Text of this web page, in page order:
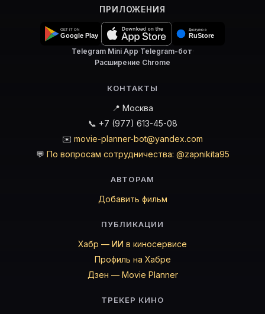
ПРИЛОЖЕНИЯ
Telegram Mini App·Telegram-бот·
Расширение Chrome
КОНТАКТЫ
📍 Москва
📞 +7 (977) 613-45-08
✉️ movie-planner-bot@yandex.com
💬 По вопросам сотрудничества: @zapnikita95
АВТОРАМ
Добавить фильм
ПУБЛИКАЦИИ
Хабр — ИИ в киносервисе
Профиль на Хабре
Дзен — Movie Planner
ТРЕКЕР КИНО